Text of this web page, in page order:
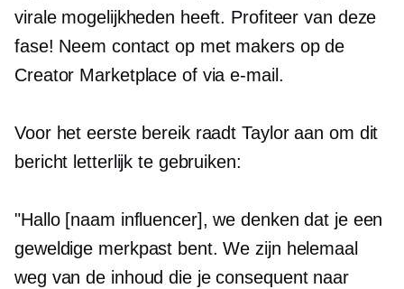
virale mogelijkheden heeft. Profiteer van deze
fase! Neem contact op met makers op de
Creator Marketplace of via e-mail.
Voor het eerste bereik raadt Taylor aan om dit
bericht letterlijk te gebruiken:
"Hallo [naam influencer], we denken dat je een
geweldige merkpast bent. We zijn helemaal
weg van de inhoud die je consequent naar